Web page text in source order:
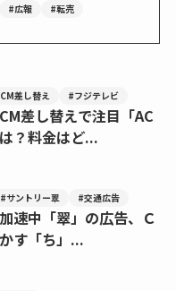
#広報 #転売
差し替え #フジテレビ
差し替えで注目「AC
？料金はど...
#サントリー翠 #交通広告
速中「翠」の広告、Ｃ
す「ち」...